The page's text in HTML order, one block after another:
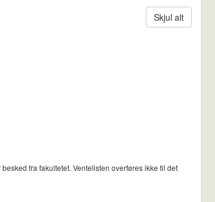
Skjul alt
fra fakultetet. Ventelisten overføres ikke til det